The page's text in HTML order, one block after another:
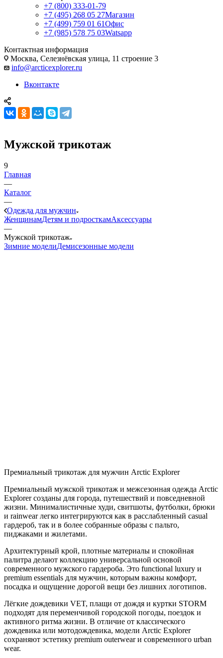
+7 (800) 333-01-79
+7 (495) 268 05 27Магазин
+7 (499) 759 01 61Офис
+7 (985) 578 75 03Watsapp
Контактная информация
Москва, Селезнёвская улица, 11 строение 3
info@arcticexplorer.ru
Вконтакте
Мужской трикотаж
9
Главная
—
Каталог
—
Одежда для мужчин
ЖенщинамДетям и подросткамАксессуары
—
Мужской трикотаж
Зимние моделиДемисезонные модели
Премиальный трикотаж для мужчин Arctic Explorer
Премиальный мужской трикотаж и межсезонная одежда Arctic
Explorer созданы для города, путешествий и повседневной
жизни. Минималистичные худи, свитшоты, футболки, брюки
и rainwear легко интегрируются как в расслабленный casual
гардероб, так и в более собранные образы с пальто,
пиджаками и жилетами.
Архитектурный крой, плотные материалы и спокойная
палитра делают коллекцию универсальной основой
современного мужского гардероба. Это functional luxury и
premium essentials для мужчин, которым важны комфорт,
посадка и ощущение дорогой вещи без лишних логотипов.
Лёгкие дождевики VET, плащи от дождя и куртки STORM
подходят для переменчивой городской погоды, поездок и
активного ритма жизни. В отличие от классического
дождевика или мотодождевика, модели Arctic Explorer
сохраняют эстетику premium outerwear и современного urban
wear.